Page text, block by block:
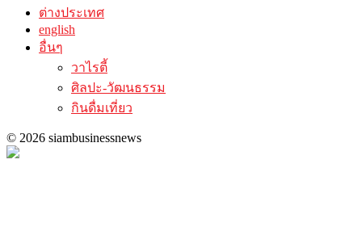
ต่างประเทศ
english
อื่นๆ
วาไรตี้
ศิลปะ-วัฒนธรรม
กินดื่มเที่ยว
© 2026 siambusinessnews